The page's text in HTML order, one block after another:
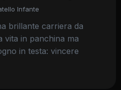
Infante
brillante carriera da
vita in panchina ma
in testa: vincere